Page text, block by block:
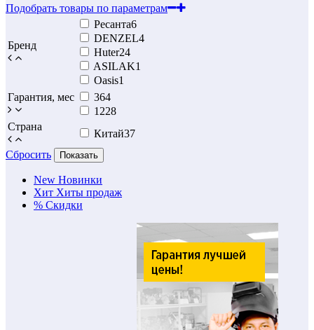
Подобрать товары по параметрам
Бренд
Ресанта6
DENZEL4
Huter24
ASILAK1
Oasis1
Гарантия, мес
364
1228
Страна
Китай37
Сбросить
Показать
New Новинки
Хит Хиты продаж
% Скидки